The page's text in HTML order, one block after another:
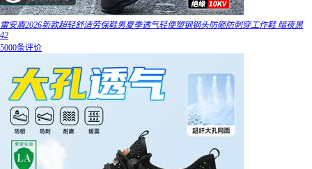
雷安盾2026新款超轻舒适劳保鞋男夏季透气轻便塑钢钢头防砸防刺穿工作鞋 暗夜黑
42
5000条评价